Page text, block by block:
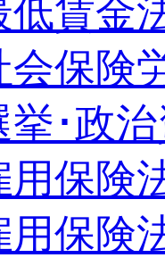
低賃金
会保険
挙･政
用保険
用保険